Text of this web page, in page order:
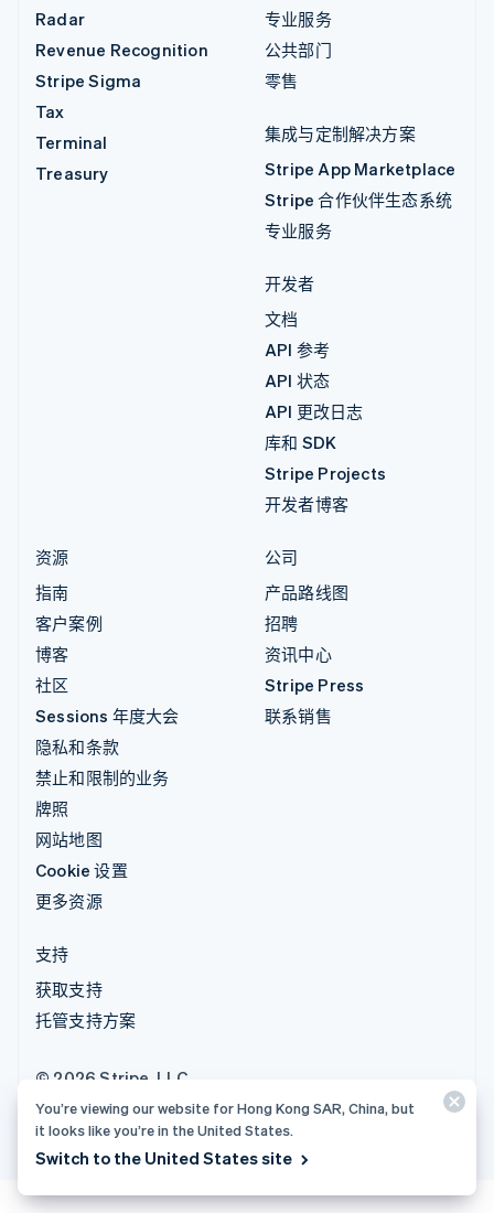
Radar
Revenue Recognition
Stripe Sigma
Tax
Terminal
Treasury
专业服务
公共部门
零售
集成与定制解决方案
Stripe App Marketplace
Stripe 合作伙伴生态系统
专业服务
开发者
文档
API 参考
API 状态
API 更改日志
库和 SDK
Stripe Projects
开发者博客
资源
指南
客户案例
博客
社区
Sessions 年度大会
隐私和条款
禁止和限制的业务
牌照
网站地图
Cookie 设置
更多资源
公司
产品路线图
招聘
资讯中心
Stripe Press
联系销售
支持
获取支持
托管支持方案
© 2026 Stripe, LLC
You’re viewing our website for Hong Kong SAR, China, but
it looks like you’re in the United States.
Switch to the United States site